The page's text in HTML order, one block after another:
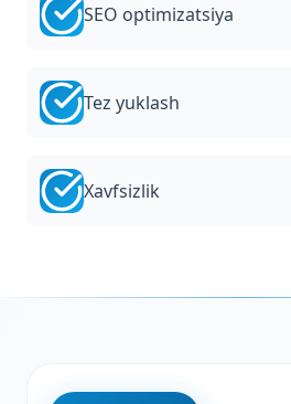
SEO optimizatsiya
Tez yuklash
Xavfsizlik